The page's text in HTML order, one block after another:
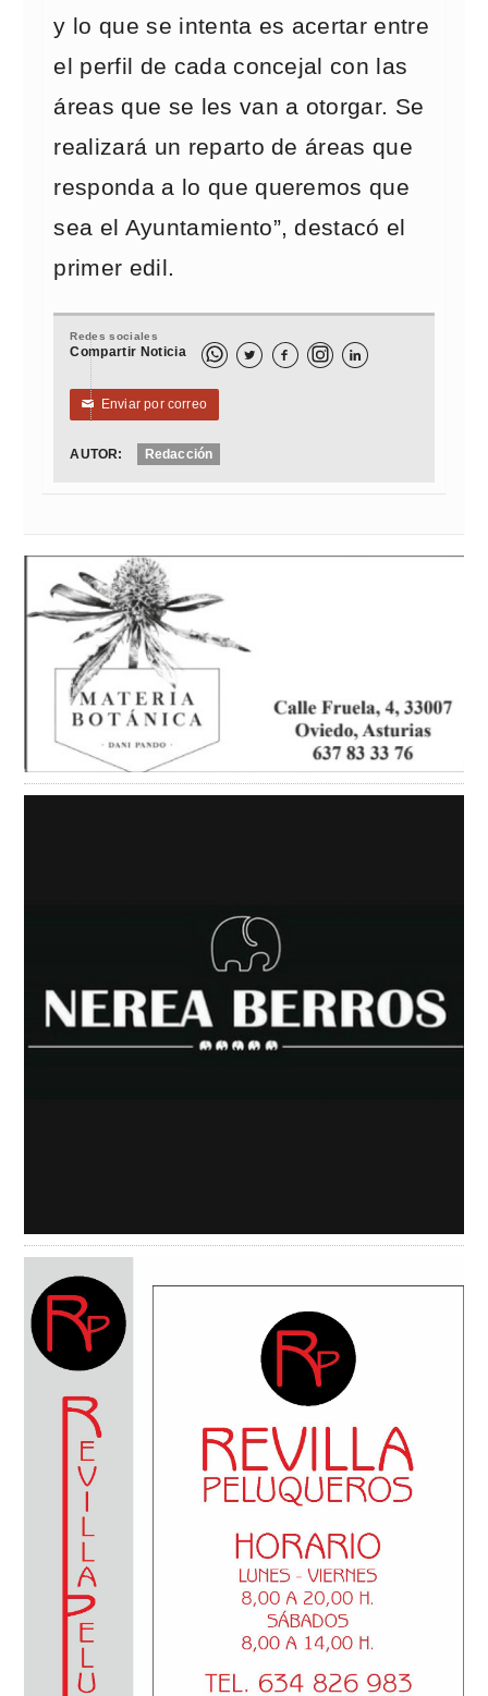
y lo que se intenta es acertar entre
el perfil de cada concejal con las
áreas que se les van a otorgar. Se
realizará un reparto de áreas que
responda a lo que queremos que
sea el Ayuntamiento”, destacó el
primer edil.
Redes sociales
Compartir Noticia   
✉ Enviar por correo
AUTOR: Redacción